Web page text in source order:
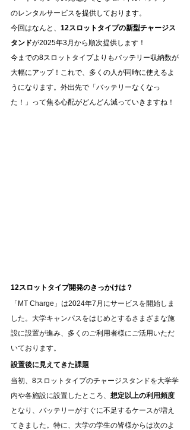
のレンタルサービスを提供しております。
今回はなんと、 12スロットタイプの新型チャージス
タンドが2025年3月から順次提供します！
今までの8スロットタイプよりもバッテリー収納数が
大幅にアップ！これで、多くの人が同時に使えるよ
うになります。外出先で「バッテリーなくなっ
た！」って焦る心配がどんどん減っていきますね！
12スロットタイプ開発のきっかけは？
「MT Charge」は2024年7月にサービスを開始しま
した。大学キャンパスをはじめとするさまざまな施
設に設置が進み、多くのご利用者様にご活用いただ
いております。
設置後に見えてきた課題
当初、8スロットタイプのチャージスタンドを大学学
内や各施設に設置したところ、 想定以上の利用頻度
となり、バッテリーがすぐに不足するケースが増え
てきました。特に、大学の学生の皆様からは次のよ